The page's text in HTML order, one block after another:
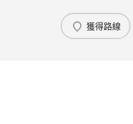
獲得路線